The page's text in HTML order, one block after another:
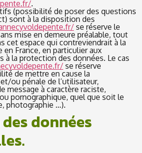
.
(possibilité de poser des questions
sont à la disposition des
se réserve le
mise en demeure préalable, tout
cet espace qui contreviendrait à la
France, en particulier aux
à la protection des données. Le cas
se réserve
de mettre en cause la
ou pénale de l’utilisateur,
message à caractère raciste,
pornographique, quel que soit le
photographie …).
données